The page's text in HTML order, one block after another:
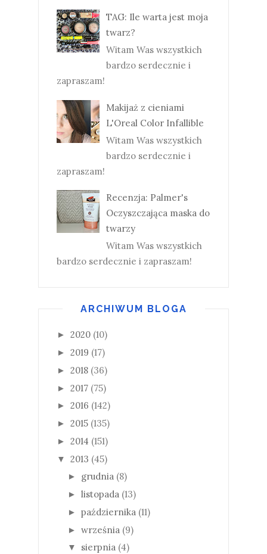
TAG: Ile warta jest moja
twarz?
Witam Was wszystkich
bardzo serdecznie i
zapraszam!
Makijaż z cieniami
L'Oreal Color Infallible
Witam Was wszystkich
bardzo serdecznie i
zapraszam!
Recenzja: Palmer's
Oczyszczająca maska do
twarzy
Witam Was wszystkich
bardzo serdecznie i zapraszam!
ARCHIWUM BLOGA
► 2020 (10)
► 2019 (17)
► 2018 (36)
► 2017 (75)
► 2016 (142)
► 2015 (135)
► 2014 (151)
▼ 2013 (45)
► grudnia (8)
► listopada (13)
► października (11)
► września (9)
▼ sierpnia (4)